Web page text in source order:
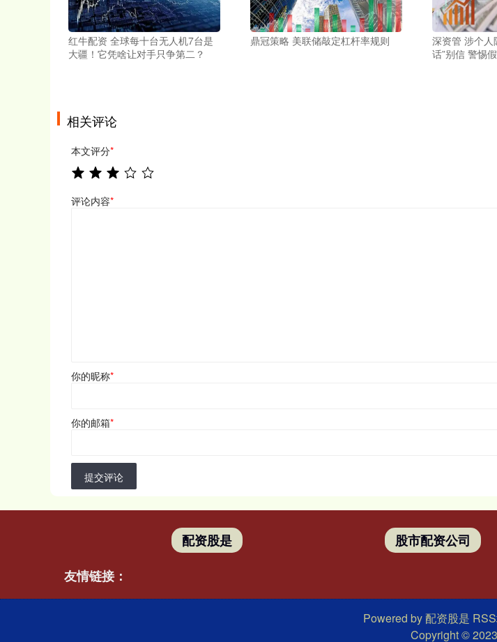
红牛配资 全球每十台无人机7台是
大疆！它凭啥让对手只争第二？
鼎冠策略 美联储敲定杠杆率规则
深资管 涉个人
话”别信 警惕
相关评论
本文评分*
评论内容*
你的昵称*
你的邮箱*
提交评论
配资股是 股市配资公司
友情链接：
Powered by 配资股是
Copyright©